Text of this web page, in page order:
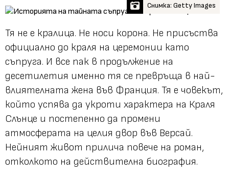
Снимка: Getty Images
Тя не е кралица. Не носи корона. Не присъства
официално до краля на церемонии като
съпруга. И все пак в продължение на
десетилетия именно тя се превръща в най-
влиятелната жена във Франция. Тя е човекът,
който успява да укроти характера на Краля
Слънце и постепенно да промени
атмосферата на целия двор във Версай.
Нейният живот прилича повече на роман,
отколкото на действителна биография.